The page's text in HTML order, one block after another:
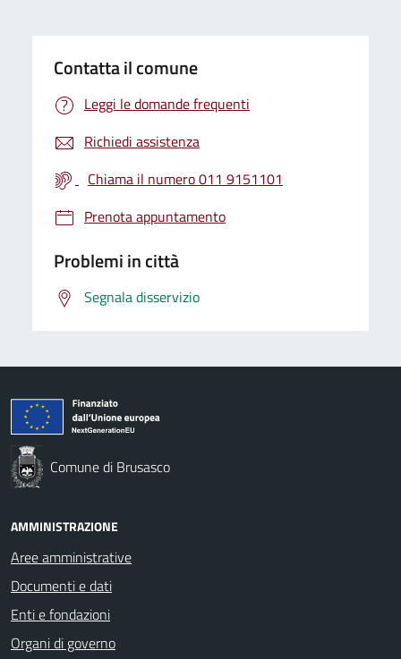
Contatta il comune
Leggi le domande frequenti
Richiedi assistenza
Chiama il numero 011 9151101
Prenota appuntamento
Problemi in città
Segnala disservizio
Comune di Brusasco
AMMINISTRAZIONE
Aree amministrative
Documenti e dati
Enti e fondazioni
Organi di governo